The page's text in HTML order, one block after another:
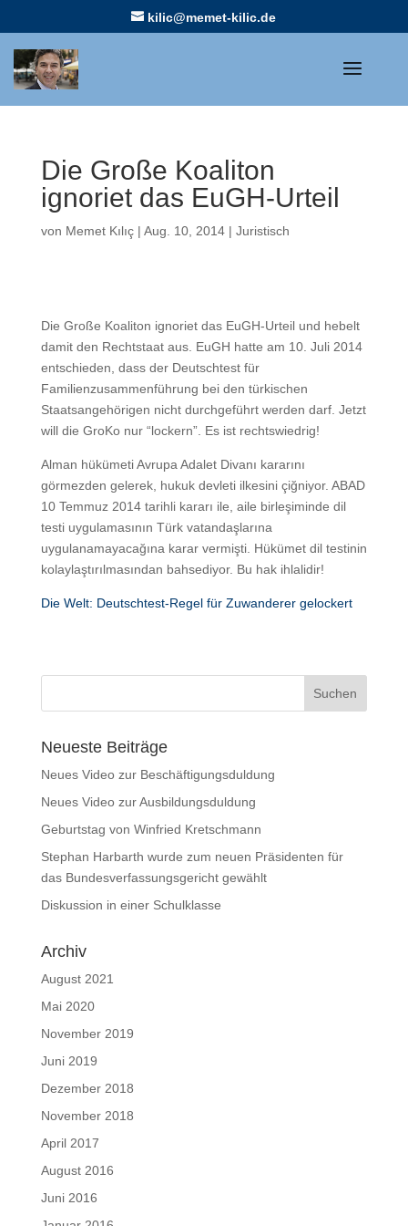
kilic@memet-kilic.de
Die Große Koaliton
ignoriet das EuGH-Urteil
von Memet Kılıç| Aug. 10, 2014| Juristisch
Die Große Koaliton ignoriet das EuGH-Urteil und hebelt
damit den Rechtstaat aus. EuGH hatte am 10. Juli 2014
entschieden, dass der Deutschtest für
Familienzusammenführung bei den türkischen
Staatsangehörigen nicht durchgeführt werden darf. Jetzt
will die GroKo nur “lockern”. Es ist rechtswiedrig!
Alman hükümeti Avrupa Adalet Divanı kararını
görmezden gelerek, hukuk devleti ilkesini çiğniyor. ABAD
10 Temmuz 2014 tarihli kararı ile, aile birleşiminde dil
testi uygulamasının Türk vatandaşlarına
uygulanamayacağına karar vermişti. Hükümet dil testinin
kolaylaştırılmasından bahsediyor. Bu hak ihlalidir!
Die Welt: Deutschtest-Regel für Zuwanderer gelockert
Neueste Beiträge
Neues Video zur Beschäftigungsduldung
Neues Video zur Ausbildungsduldung
Geburtstag von Winfried Kretschmann
Stephan Harbarth wurde zum neuen Präsidenten für
das Bundesverfassungsgericht gewählt
Diskussion in einer Schulklasse
Archiv
August 2021
Mai 2020
November 2019
Juni 2019
Dezember 2018
November 2018
April 2017
August 2016
Juni 2016